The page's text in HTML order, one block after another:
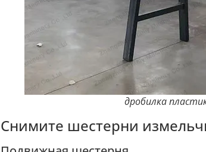
дробилка
Снимите шестерни